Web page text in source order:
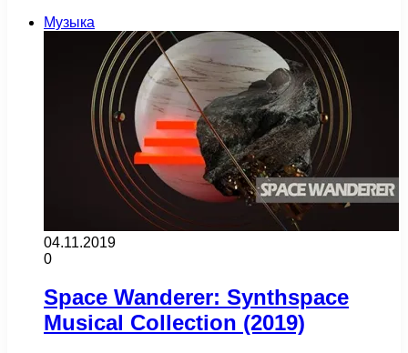
Музыка
04.11.2019
0
Space Wanderer: Synthspace
Musical Collection (2019)